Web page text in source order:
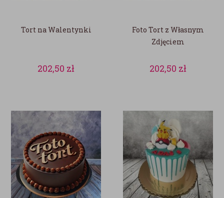
Tort na Walentynki
202,50 zł
Foto Tort z Własnym
Zdjęciem
202,50 zł